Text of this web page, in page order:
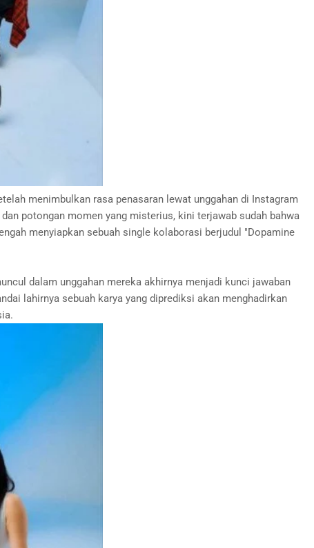
menimbulkan rasa penasaran lewat unggahan di Instagram
potongan momen yang misterius, kini terjawab sudah bahwa
menyiapkan sebuah single kolaborasi berjudul "Dopamine
dalam unggahan mereka akhirnya menjadi kunci jawaban
lahirnya sebuah karya yang diprediksi akan menghadirkan